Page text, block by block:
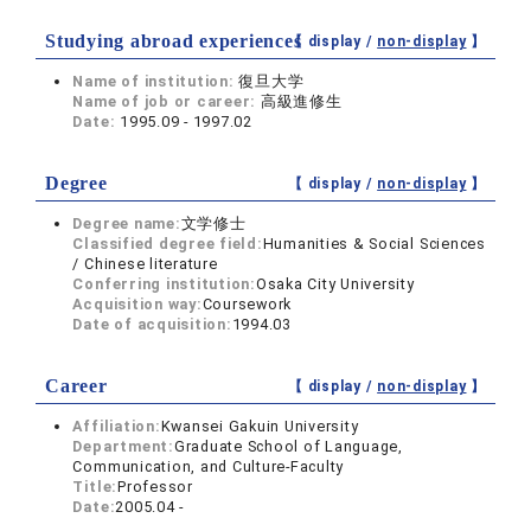
Studying abroad experiences【 display / non-display】
Name of institution:復旦大学
Name of job or career: 高級進修生
Date: 1995.09 - 1997.02
Degree 【 display / non-display】
Degree name:文学修士
Classified degree field:Humanities & Social Sciences
/ Chinese literature
Conferring institution:Osaka City University
Acquisition way:Coursework
Date of acquisition: 1994.03
Career 【 display / non-display】
Affiliation:Kwansei Gakuin University
Department:Graduate School of Language,
Communication, and Culture-Faculty
Title:Professor
Date:2005.04 -